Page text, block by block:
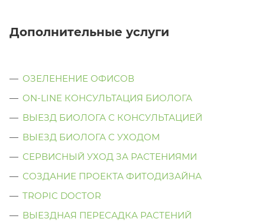
Дополнительные услуги
ОЗЕЛЕНЕНИЕ ОФИСОВ
ON-LINE КОНСУЛЬТАЦИЯ БИОЛОГА
ВЫЕЗД БИОЛОГА С КОНСУЛЬТАЦИЕЙ
ВЫЕЗД БИОЛОГА C УХОДОМ
СЕРВИСНЫЙ УХОД ЗА РАСТЕНИЯМИ
СОЗДАНИЕ ПРОЕКТА ФИТОДИЗАЙНА
TROPIC DOCTOR
ВЫЕЗДНАЯ ПЕРЕСАДКА РАСТЕНИЙ